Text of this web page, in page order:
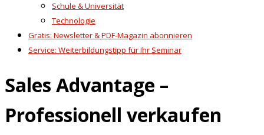
Schule & Universität
Technologie
Gratis: Newsletter & PDF-Magazin abonnieren
Service: Weiterbildungstipp für Ihr Seminar
Sales Advantage –
Professionell verkaufen